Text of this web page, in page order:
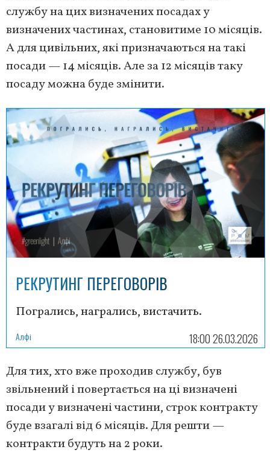
службу на цих визначених посадах у
визначених частинах, становитиме 10 місяців.
А для цивільних, які призначаються на такі
посади — 14 місяців. Але за 12 місяців таку
посаду можна буде змінити.
РЕКРУТИНГ ПЕРЕГОВОРІВ
Погрались, награлись, вистачить.
Алфі 18:00 26.03.2026
Для тих, хто вже проходив службу, був
звільнений і повертається на ці визначені
посади у визначені частини, строк контракту
буде взагалі від 6 місяців. Для решти —
контракти будуть на 2 роки.